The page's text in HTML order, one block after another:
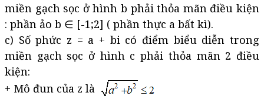
miền gạch sọc ở hình b phải thỏa mãn điều kiện
: phần ảo b ∈ [-1;2] ( phần thực a bất kì).
c) Số phức z = a + bi có điểm biểu diễn trong
miền gạch sọc ở hình c phải thỏa mãn 2 điều
kiện:
+ Mô đun của z là